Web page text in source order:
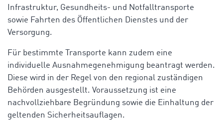
Infrastruktur, Gesundheits- und Notfalltransporte
sowie Fahrten des Öffentlichen Dienstes und der
Versorgung.
Für bestimmte Transporte kann zudem eine
individuelle Ausnahmegenehmigung beantragt werden.
Diese wird in der Regel von den regional zuständigen
Behörden ausgestellt. Voraussetzung ist eine
nachvollziehbare Begründung sowie die Einhaltung der
geltenden Sicherheitsauflagen.